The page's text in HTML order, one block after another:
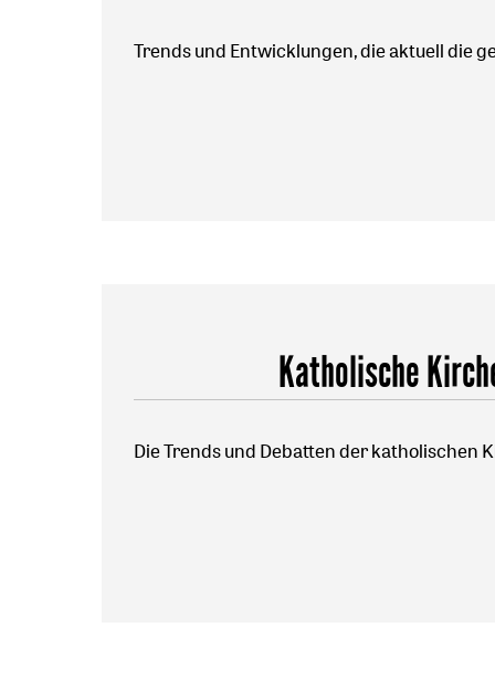
Trends und Entwicklungen, die aktuell die
Katholische
Die Trends und Debatten der katholischen